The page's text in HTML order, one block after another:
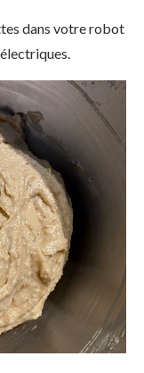
dans votre robot